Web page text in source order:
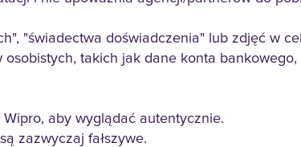
"świadectwa doświadczenia" lub zdjęć w
takich jak dane konta
aby wyglądać autentycznie.
zazwyczaj fałszywe.